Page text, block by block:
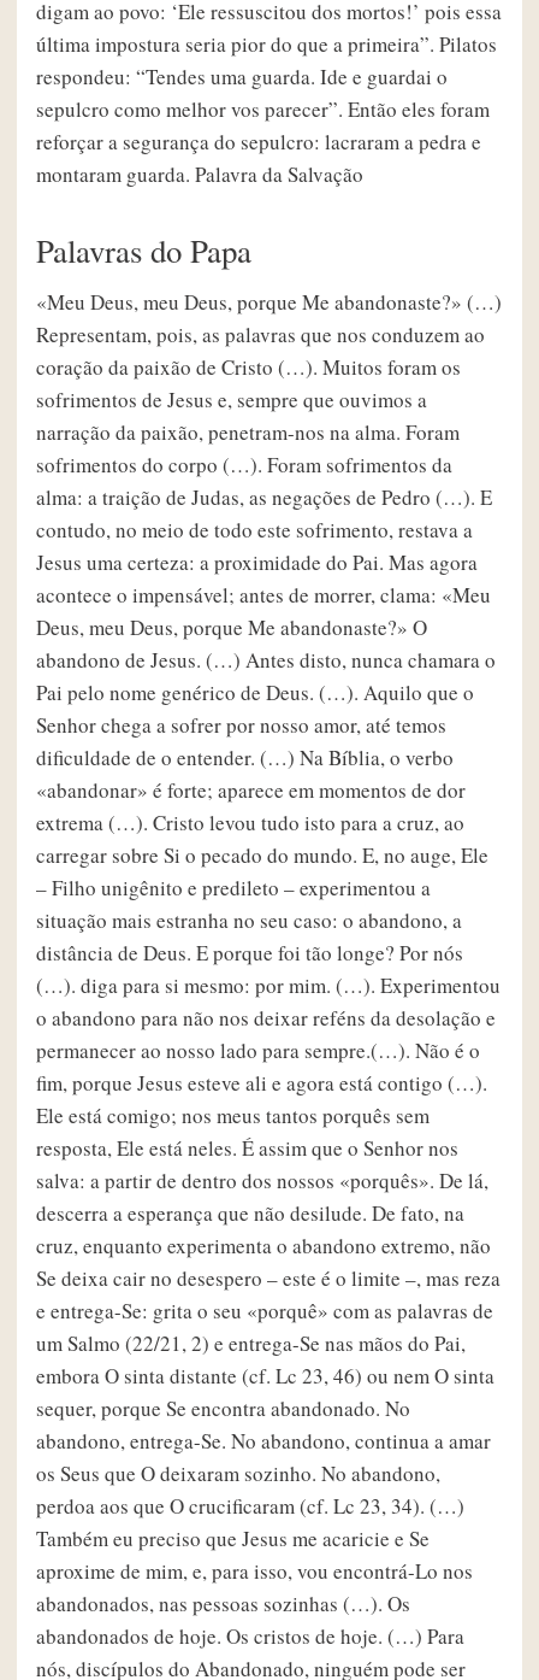
Palavras do Papa
«Meu Deus, meu Deus, porque Me abandonaste?» (…)
Representam, pois, as palavras que nos conduzem ao
coração da paixão de Cristo (…). Muitos foram os
sofrimentos de Jesus e, sempre que ouvimos a
narração da paixão, penetram-nos na alma. Foram
sofrimentos do corpo (…). Foram sofrimentos da
alma: a traição de Judas, as negações de Pedro (…). E
contudo, no meio de todo este sofrimento, restava a
Jesus uma certeza: a proximidade do Pai. Mas agora
acontece o impensável; antes de morrer, clama: «Meu
Deus, meu Deus, porque Me abandonaste?» O
abandono de Jesus. (…) Antes disto, nunca chamara o
Pai pelo nome genérico de Deus. (…). Aquilo que o
Senhor chega a sofrer por nosso amor, até temos
dificuldade de o entender. (…) Na Bíblia, o verbo
«abandonar» é forte; aparece em momentos de dor
extrema (…). Cristo levou tudo isto para a cruz, ao
carregar sobre Si o pecado do mundo. E, no auge, Ele
– Filho unigênito e predileto – experimentou a
situação mais estranha no seu caso: o abandono, a
distância de Deus. E porque foi tão longe? Por nós
(…). diga para si mesmo: por mim. (…). Experimentou
o abandono para não nos deixar reféns da desolação e
permanecer ao nosso lado para sempre.(…). Não é o
fim, porque Jesus esteve ali e agora está contigo (…).
Ele está comigo; nos meus tantos porquês sem
resposta, Ele está neles. É assim que o Senhor nos
salva: a partir de dentro dos nossos «porquês». De lá,
descerra a esperança que não desilude. De fato, na
cruz, enquanto experimenta o abandono extremo, não
Se deixa cair no desespero – este é o limite –, mas reza
e entrega-Se: grita o seu «porquê» com as palavras de
um Salmo (22/21, 2) e entrega-Se nas mãos do Pai,
embora O sinta distante (cf. Lc 23, 46) ou nem O sinta
sequer, porque Se encontra abandonado. No
abandono, entrega-Se. No abandono, continua a amar
os Seus que O deixaram sozinho. No abandono,
perdoa aos que O crucificaram (cf. Lc 23, 34). (…)
Também eu preciso que Jesus me acaricie e Se
aproxime de mim, e, para isso, vou encontrá-Lo nos
abandonados, nas pessoas sozinhas (…). Os
abandonados de hoje. Os cristos de hoje. (…) Para
nós, discípulos do Abandonado, ninguém pode ser